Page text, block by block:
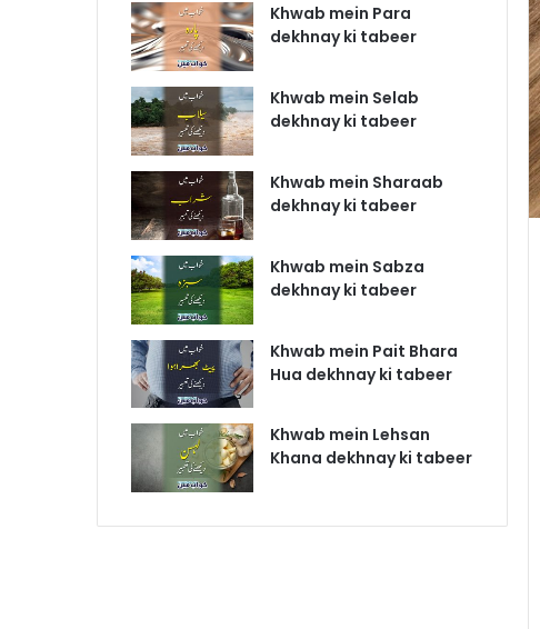
Khwab mein Para
dekhnay ki tabeer
Khwab mein Selab
dekhnay ki tabeer
Khwab mein Sharaab
dekhnay ki tabeer
Khwab mein Sabza
dekhnay ki tabeer
Khwab mein Pait Bhara
Hua dekhnay ki tabeer
Khwab mein Lehsan
Khana dekhnay ki tabeer